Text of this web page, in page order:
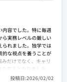
内容でした。特に毎週
ら実務レベルの厳しい
られました。独学では
的な視点を養うことが
だけでなく、キャリ
支えとなりました。
ンを維持する上で非常
投稿日:2026/02/02